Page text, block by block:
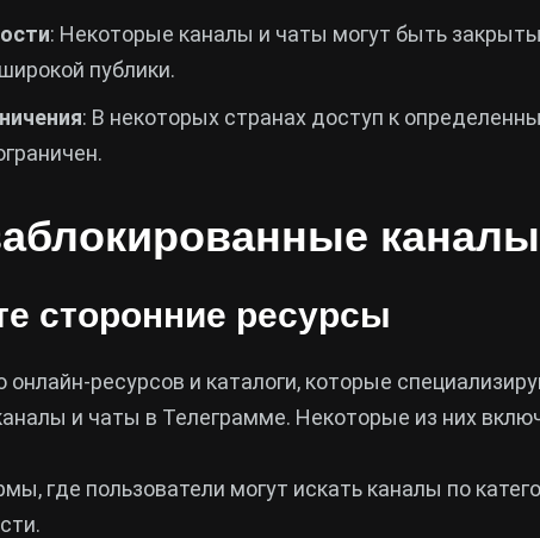
: Некоторые каналы и чаты могут быть
публики.
: В некоторых странах доступ к
сторонние ресурсы
ресурсов и каталоги, которые
и чаты в Телеграмме. Некоторые из них
где пользователи могут искать каналы по